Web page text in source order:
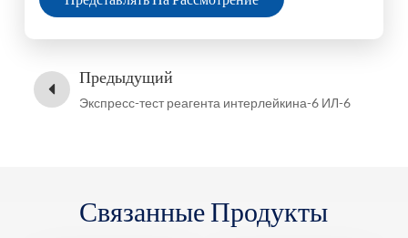
Предыдущий
Экспресс-тест реагента интерлейкина-6 ИЛ-6
Связанные Продукты